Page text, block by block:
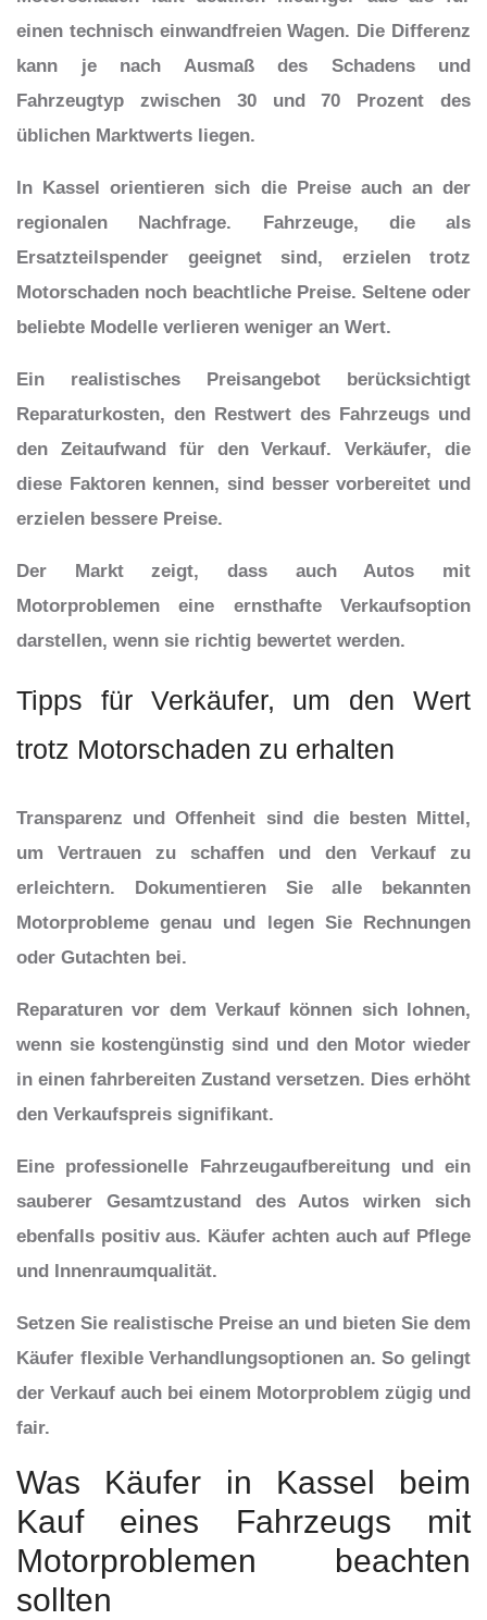
einen technisch einwandfreien Wagen. Die Differenz
kann je nach Ausmaß des Schadens und
Fahrzeugtyp zwischen 30 und 70 Prozent des
üblichen Marktwerts liegen.
In Kassel orientieren sich die Preise auch an der
regionalen Nachfrage. Fahrzeuge, die als
Ersatzteilspender geeignet sind, erzielen trotz
Motorschaden noch beachtliche Preise. Seltene oder
beliebte Modelle verlieren weniger an Wert.
Ein realistisches Preisangebot berücksichtigt
Reparaturkosten, den Restwert des Fahrzeugs und
den Zeitaufwand für den Verkauf. Verkäufer, die
diese Faktoren kennen, sind besser vorbereitet und
erzielen bessere Preise.
Der Markt zeigt, dass auch Autos mit
Motorproblemen eine ernsthafte Verkaufsoption
darstellen, wenn sie richtig bewertet werden.
Tipps für Verkäufer, um den Wert
trotz Motorschaden zu erhalten
Transparenz und Offenheit sind die besten Mittel,
um Vertrauen zu schaffen und den Verkauf zu
erleichtern. Dokumentieren Sie alle bekannten
Motorprobleme genau und legen Sie Rechnungen
oder Gutachten bei.
Reparaturen vor dem Verkauf können sich lohnen,
wenn sie kostengünstig sind und den Motor wieder
in einen fahrbereiten Zustand versetzen. Dies erhöht
den Verkaufspreis signifikant.
Eine professionelle Fahrzeugaufbereitung und ein
sauberer Gesamtzustand des Autos wirken sich
ebenfalls positiv aus. Käufer achten auch auf Pflege
und Innenraumqualität.
Setzen Sie realistische Preise an und bieten Sie dem
Käufer flexible Verhandlungsoptionen an. So gelingt
der Verkauf auch bei einem Motorproblem zügig und
fair.
Was Käufer in Kassel beim
Kauf eines Fahrzeugs mit
Motorproblemen beachten
sollten